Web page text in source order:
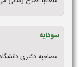
سودابه
مصاحبه دکتری دانشگاه آزاد در